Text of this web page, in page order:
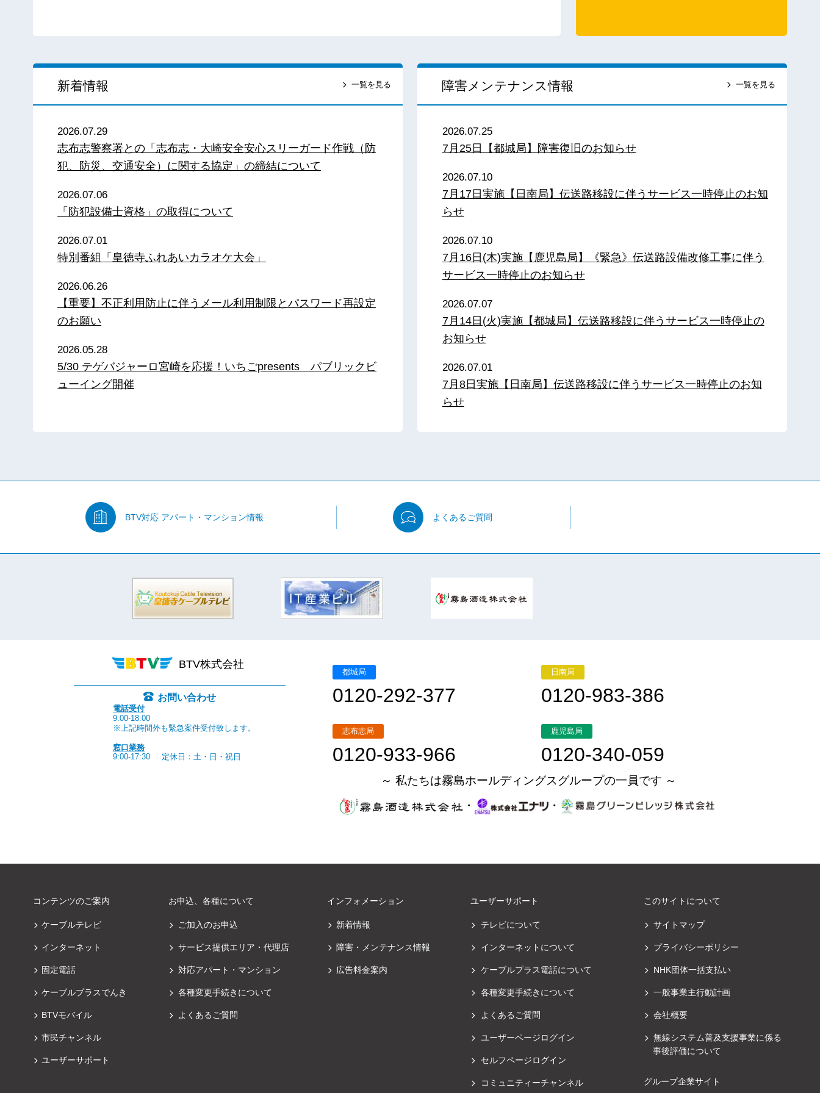
新着情報 一覧を見る
2026.07.29
志布志警察署との「志布志・大崎安全安心スリーガード作戦（防
犯、防災、交通安全）に関する協定」の締結について
2026.07.06
「防犯設備士資格」の取得について
2026.07.01
特別番組「皇徳寺ふれあいカラオケ大会」
2026.06.26
【重要】不正利用防止に伴うメール利用制限とパスワード再設定
のお願い
2026.05.28
5/30 テゲバジャーロ宮崎を応援！いちごpresents パブリックビ
ューイング開催
障害メンテナンス情報 一覧を見る
2026.07.25
7月25日【都城局】障害復旧のお知らせ
2026.07.10
7月17日実施【日南局】伝送路移設に伴うサービス一時停止のお知
らせ
2026.07.10
7月16日(木)実施【鹿児島局】《緊急》伝送路設備改修工事に伴う
サービス一時停止のお知らせ
2026.07.07
7月14日(火)実施【都城局】伝送路移設に伴うサービス一時停止の
お知らせ
2026.07.01
7月8日実施【日南局】伝送路移設に伴うサービス一時停止のお知
らせ
BTV対応 アパート・マンション情報 よくあるご質問
BTV株式会社
お問い合わせ
電話受付
9:00-18:00
※上記時間外も緊急案件受付致します。
窓口業務
9:00-17:30
定休日：土・日・祝日
都城局
0120-292-377
日南局
0120-983-386
志布志局
0120-933-966
鹿児島局
0120-340-059
～ 私たちは霧島ホールディングスグループの一員です ～
・
・
コンテンツのご案内
ケーブルテレビ
インターネット
固定電話
ケーブルプラスでんき
BTVモバイル
市民チャンネル
ユーザーサポート
お申込、各種について
ご加入のお申込
サービス提供エリア・代理店
対応アパート・マンション
各種変更手続きについて
よくあるご質問
インフォメーション
新着情報
障害・メンテナンス情報
広告料金案内
ユーザーサポート
テレビについて
インターネットについて
ケーブルプラス電話について
各種変更手続きについて
よくあるご質問
ユーザーページログイン
セルフページログイン
コミュニティーチャンネル
このサイトについて
サイトマップ
プライバシーポリシー
NHK団体一括支払い
一般事業主行動計画
会社概要
無線システム普及支援事業に係る
事後評価について
グループ企業サイト